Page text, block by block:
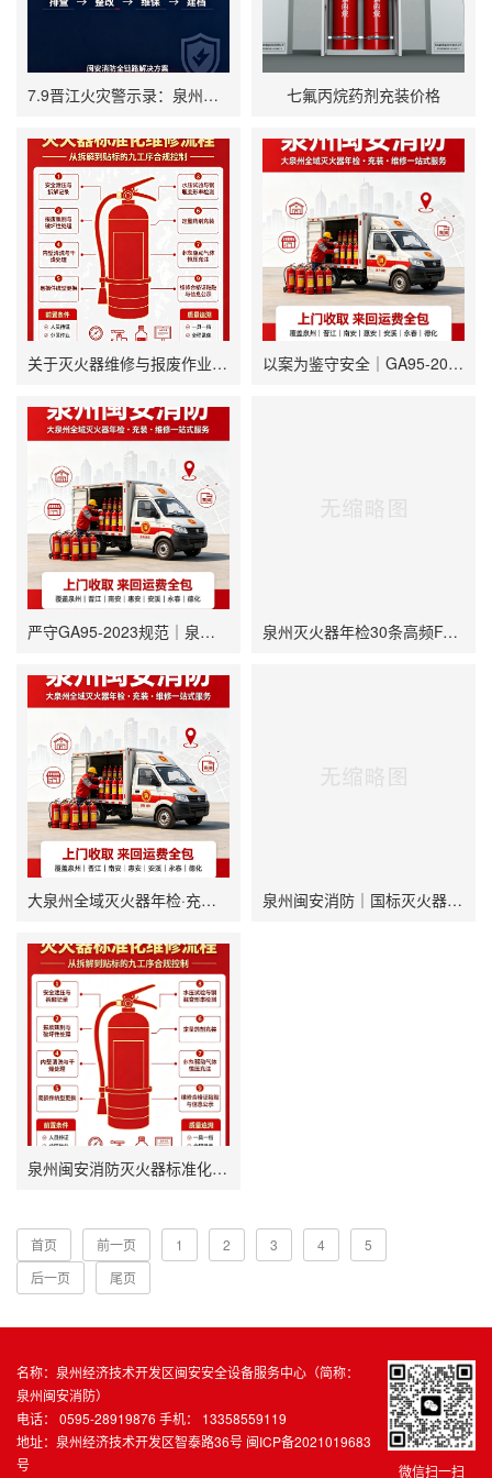
7.9晋江火灾警示录：泉州企业消防安全合规升级与全链路解决方案 七氟丙烷药剂充装价格
关于灭火器维修与报废作业的技术声明 以案为鉴守安全｜GA95-2023合规维保，杜绝消防设施“假性合格”
严守GA95-2023规范｜泉州闽安消防 全域灭火器年检充装维保全生命周期合规解决方案 泉州灭火器年检30条高频FAQ｜泉州闽安消防官方标准答案
大泉州全域灭火器年检·充装·维修一站式服务 泉州闽安消防｜国标灭火器批量批发·大泉州一站式消防供应服务商
泉州闽安消防灭火器标准化维修流程（合规执行版）
首页 前一页 1 2 3 4
5
后一页
尾页
微信扫一扫
名称：泉州经济技术开发区闽安安全设备服务中心（简称：
泉州闽安消防）
电话： 0595-28919876 手机： 13358559119
地址：泉州经济技术开发区智泰路36号 闽ICP备2021019683
号